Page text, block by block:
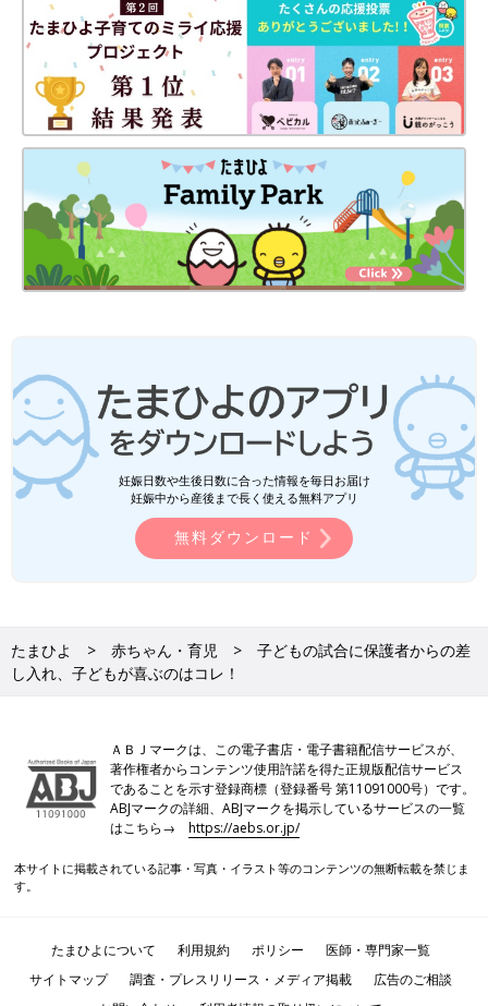
妊娠日数や生後日数に合った情報を毎日お届け
妊娠中から産後まで長く使える無料アプリ
無料ダウンロード
たまひよ 赤ちゃん・育児
子どもの試合に保護者からの差
し入れ、子どもが喜ぶのはコレ！
ＡＢＪマークは、この電子書店・電子書籍配信サービスが、
著作権者からコンテンツ使用許諾を得た正規版配信サービス
であることを示す登録商標（登録番号 第11091000号）です。
ABJマークの詳細、ABJマークを掲示しているサービスの一覧
はこちら→https://aebs.or.jp/
本サイトに掲載されている記事・写真・イラスト等のコンテンツの無断転載を禁じま
す。
たまひよについて 利用規約 ポリシー
医師・専門家一覧
サイトマップ
調査・プレスリリース・メディア掲載
広告のご相談